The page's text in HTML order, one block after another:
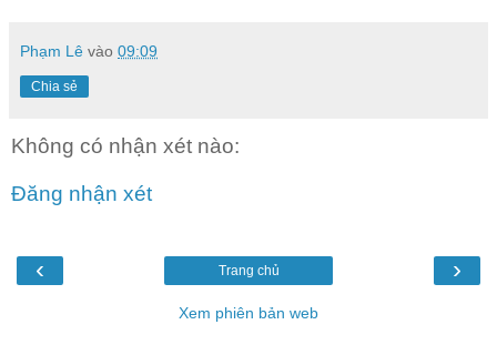
Phạm Lê vào 09:09
Chia sẻ
Không có nhận xét nào:
Đăng nhận xét
‹ ›
Trang chủ
Xem phiên bản web